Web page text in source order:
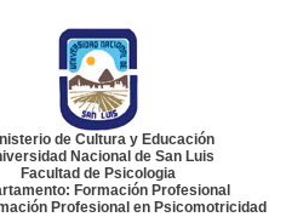
de Cultura y Educación
Nacional de San Luis
Facultad de Psicologia
Formación Profesional
Profesional en Psicomotricidad